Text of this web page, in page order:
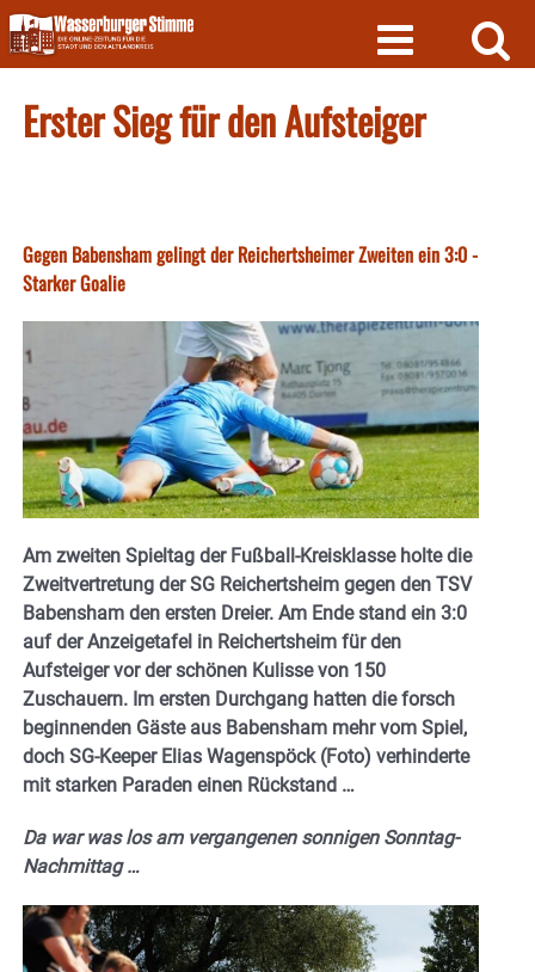
Skip
to
content
Erster Sieg für den Aufsteiger
Gegen Babensham gelingt der Reichertsheimer Zweiten ein 3:0 -
Starker Goalie
Am zweiten Spieltag der Fußball-Kreisklasse holte die
Zweitvertretung der SG Reichertsheim gegen den TSV
Babensham den ersten Dreier. Am Ende stand ein 3:0
auf der Anzeigetafel in Reichertsheim für den
Aufsteiger vor der schönen Kulisse von 150
Zuschauern. Im ersten Durchgang hatten die forsch
beginnenden Gäste aus Babensham mehr vom Spiel,
doch SG-Keeper Elias Wagenspöck (Foto) verhinderte
mit starken Paraden einen Rückstand …
Da war was los am vergangenen sonnigen Sonntag-
Nachmittag …